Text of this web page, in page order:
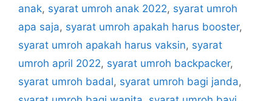
anak, syarat umroh anak 2022, syarat umroh
apa saja, syarat umroh apakah harus booster,
syarat umroh apakah harus vaksin, syarat
umroh april 2022, syarat umroh backpacker,
syarat umroh badal, syarat umroh bagi janda,